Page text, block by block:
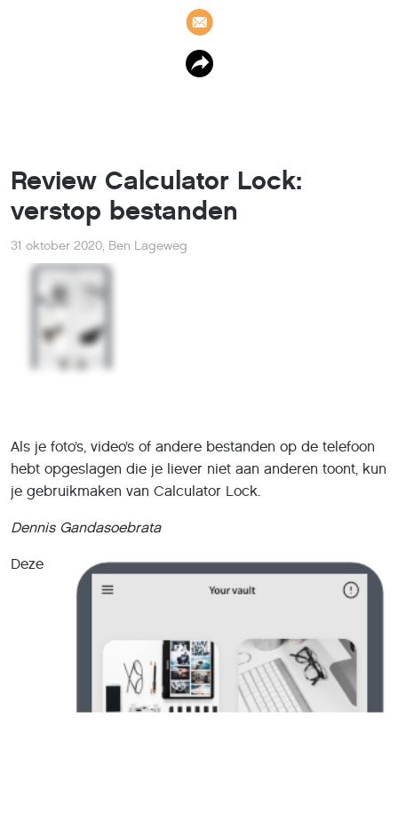
Review Calculator Lock:
verstop bestanden
31 oktober 2020 Ben Lageweg
Als je foto’s, video’s of andere bestanden op de telefoon
hebt opgeslagen die je liever niet aan anderen toont, kun
je gebruikmaken van Calculator Lock.
Dennis Gandasoebrata
Deze